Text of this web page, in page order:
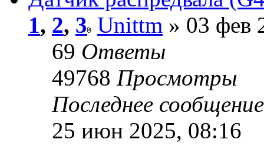
1, 2, 3 Unittm » 03 фев
69 Ответы
49768 Просмотры
Последнее
25 июн 2025, 08:16